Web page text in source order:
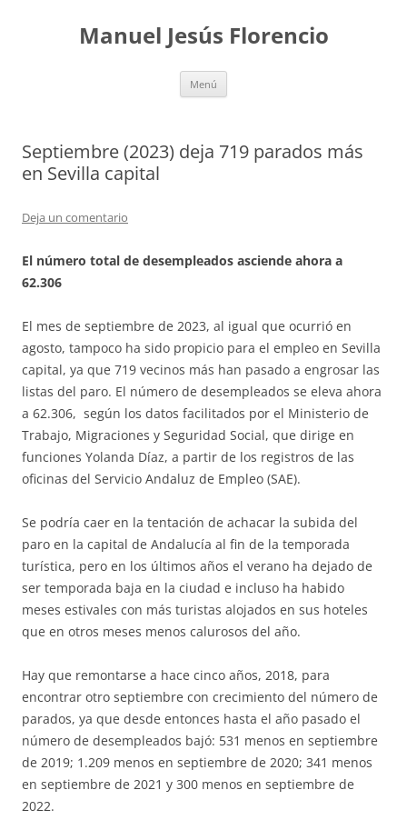
contenidoManuel Jesús Florencio
Menú
Septiembre (2023) deja 719 parados más
en Sevilla capital
Deja un comentario
El número total de desempleados asciende ahora a
62.306
El mes de septiembre de 2023, al igual que ocurrió en
agosto, tampoco ha sido propicio para el empleo en Sevilla
capital, ya que 719 vecinos más han pasado a engrosar las
listas del paro. El número de desempleados se eleva ahora
a 62.306, según los datos facilitados por el Ministerio de
Trabajo, Migraciones y Seguridad Social, que dirige en
funciones Yolanda Díaz, a partir de los registros de las
oficinas del Servicio Andaluz de Empleo (SAE).
Se podría caer en la tentación de achacar la subida del
paro en la capital de Andalucía al fin de la temporada
turística, pero en los últimos años el verano ha dejado de
ser temporada baja en la ciudad e incluso ha habido
meses estivales con más turistas alojados en sus hoteles
que en otros meses menos calurosos del año.
Hay que remontarse a hace cinco años, 2018, para
encontrar otro septiembre con crecimiento del número de
parados, ya que desde entonces hasta el año pasado el
número de desempleados bajó: 531 menos en septiembre
de 2019; 1.209 menos en septiembre de 2020; 341 menos
en septiembre de 2021 y 300 menos en septiembre de
2022.